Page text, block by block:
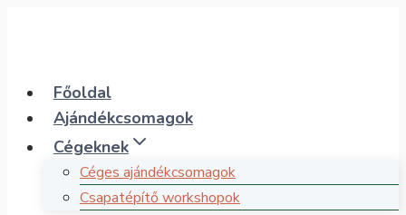
Főoldal
Ajándékcsomagok
Cégeknek
Céges ajándékcsomagok
Csapatépítő workshopok